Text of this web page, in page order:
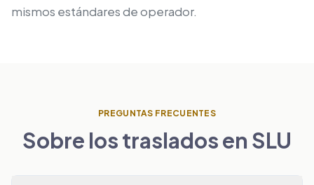
mismos estándares de operador.
PREGUNTAS FRECUENTES
Sobre los traslados en SLU